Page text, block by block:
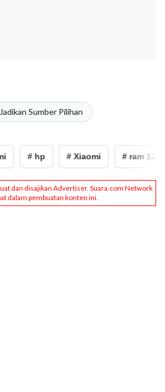
Jadikan Sumber Pilihan
# hp # Xiaomi # ram 12 gb